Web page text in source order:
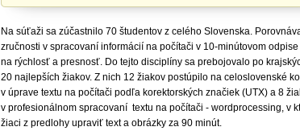
Na súťaži sa zúčastnilo 70 študentov z celého Slovenska.
zručnosti v spracovaní informácií na počítači v 10-minútovom
na rýchlosť a presnosť. Do tejto disciplíny sa prebojovalo po
20 najlepších žiakov. Z nich 12 žiakov postúpilo na celoslovenské
v úprave textu na počítači podľa korektorských značiek (UTX) a 8
v profesionálnom spracovaní textu na počítači - wordprocessing, v
žiaci z predlohy upraviť text a obrázky za 90 minút.